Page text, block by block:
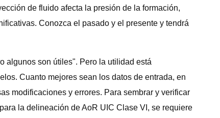
de fluido afecta la presión de la formación,
Conozca el pasado y el presente y tendrá
algunos son útiles". Pero la utilidad está
Cuanto mejores sean los datos de entrada, en
modificaciones y errores. Para sembrar y verificar
la delineación de AoR UIC Clase VI, se requiere